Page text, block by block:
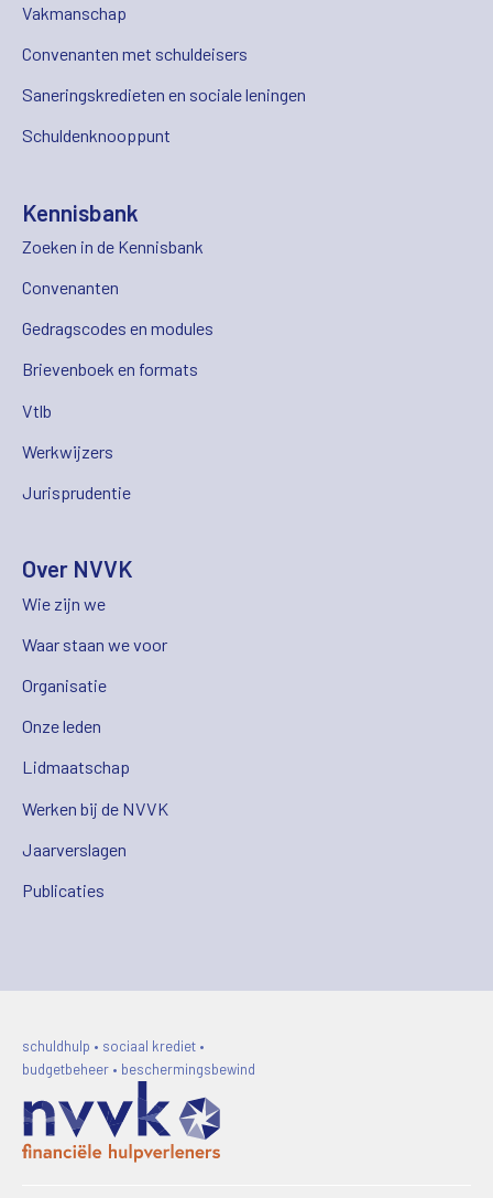
Vakmanschap
Convenanten met schuldeisers
Saneringskredieten en sociale leningen
Schuldenknooppunt
Kennisbank
Zoeken in de Kennisbank
Convenanten
Gedragscodes en modules
Brievenboek en formats
Vtlb
Werkwijzers
Jurisprudentie
Over NVVK
Wie zijn we
Waar staan we voor
Organisatie
Onze leden
Lidmaatschap
Werken bij de NVVK
Jaarverslagen
Publicaties
schuldhulp • sociaal krediet •
budgetbeheer • beschermingsbewind